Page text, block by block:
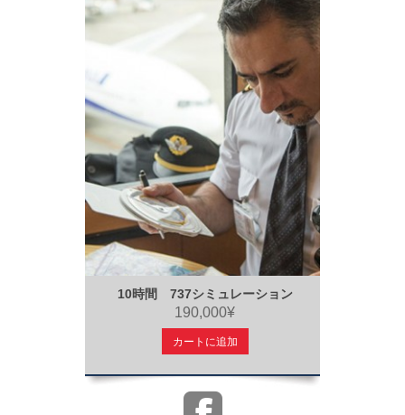
10時間 737シミュレーション
190,000¥
カートに追加